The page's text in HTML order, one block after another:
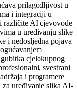
prilagodljivost u
i integraciji u
različite AI cjevovode
u uređivanju slike
i nedosljedna pojava
cjelokupnog
svestrani
i programere
za uređivanje slika AI-